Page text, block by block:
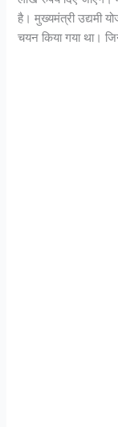
है। मुख्यमंत्री उद्यमी
चयन किया गया था।